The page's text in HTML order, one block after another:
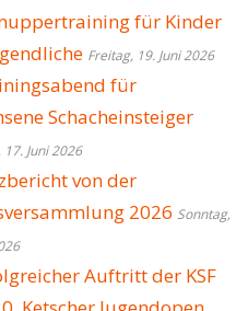
für Kinder
Freitag, 19. Juni 2026
für
Schacheinsteiger
Juni 2026
von der
2026 Sonntag,
Auftritt der KSF